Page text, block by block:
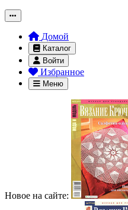
Домой
Каталог
Войти
Избранное
Меню
Новое на сайте: